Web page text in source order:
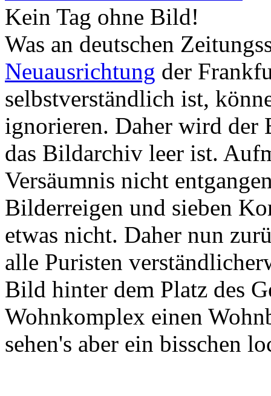
Kein Tag ohne Bild!
Was an deutschen
Neuausrichtung der
selbstverständlich ist,
ignorieren. Daher wird der
das Bildarchiv leer ist.
Versäumnis nicht
Bilderreigen und sieben
etwas nicht. Daher nun
alle Puristen
Bild hinter dem Platz des
Wohnkomplex einen
sehen's aber ein bisschen